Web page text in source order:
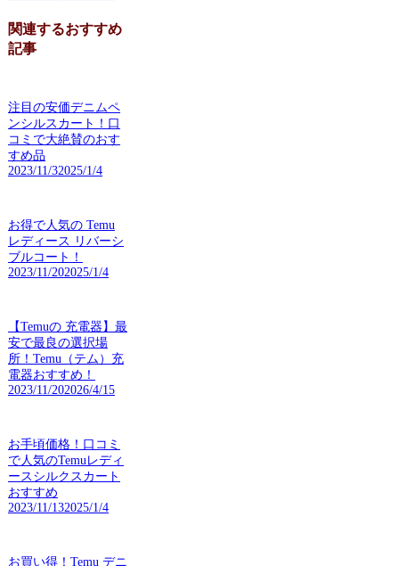
関連するおすすめ
記事
注目の安価デニムペ
ンシルスカート！口
コミで大絶賛のおす
すめ品
2023/11/32025/1/4
お得で人気の Temu
レディース リバーシ
ブルコート！
2023/11/202025/1/4
【Temuの 充電器】最
安で最良の選択場
所！Temu（テム）充
電器おすすめ！
2023/11/202026/4/15
お手頃価格！口コミ
で人気のTemuレディ
ースシルクスカート
おすすめ
2023/11/132025/1/4
お買い得！Temu デニ